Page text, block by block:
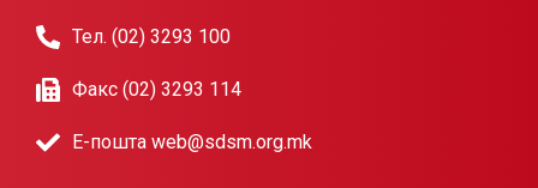
Тел. (02) 3293 100
Факс (02) 3293 114
Е-пошта web@sdsm.org.mk